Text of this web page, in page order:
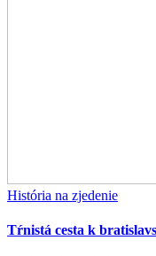
História na zjedenie
Tŕnistá cesta k